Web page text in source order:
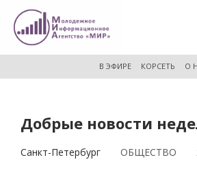
расширенный
В ЭФИРЕ КОРСЕТЬ О
Добрые новости
Санкт-Петербург ОБЩЕСТВО